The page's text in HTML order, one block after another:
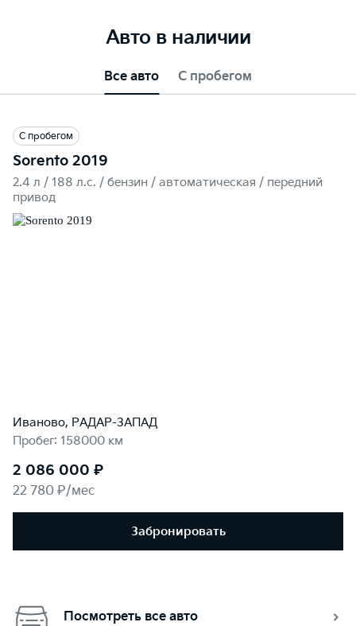
Авто в наличии
Все авто С пробегом
С пробегом
Sorento 2019
2.4 л / 188 л.c. / бензин / автоматическая / передний
привод
Иваново, РАДАР-ЗАПАД
Пробег: 158000 км
2 086 000 ₽
22 780 ₽/мес
Забронировать
Посмотреть все авто